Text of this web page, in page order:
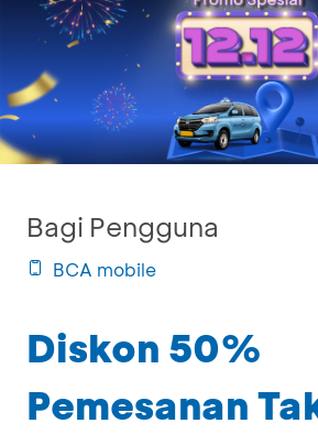
Bagi Pengguna
BCA mobile
Diskon 50%
Pemesanan